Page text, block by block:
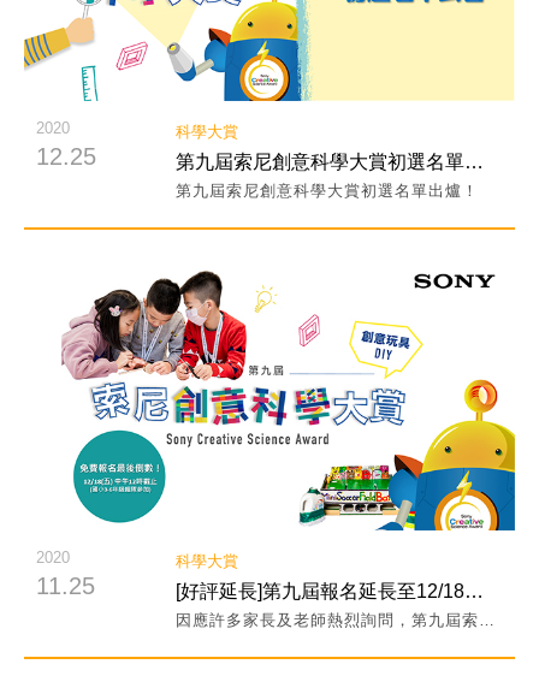
2020
12.25
科學大賞
第九屆索尼創意科學大賞初選名單出爐！
第九屆索尼創意科學大賞初選名單出爐！
閱讀詳細內容
2020
11.25
科學大賞
[好評延長]第九屆報名延長至12/18中午12時止！